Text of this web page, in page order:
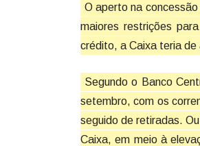
O aperto na
maiores restrições
crédito, a Caixa teria de
Segundo o Banco
setembro, com os
seguido de retiradas.
Caixa, em meio à